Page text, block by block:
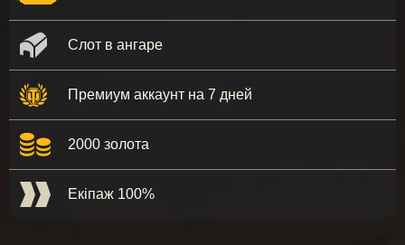
Слот в ангаре
Премиум аккаунт на 7 дней
2000 золота
Екіпаж 100%